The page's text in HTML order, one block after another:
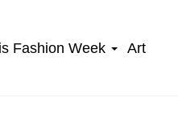
Fashion Week Art